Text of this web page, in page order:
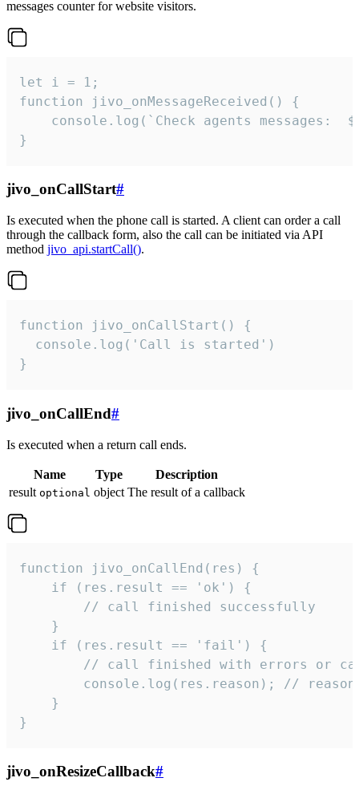
messages counter for website visitors.
let i = 1;
function jivo_onMessageReceived() {
}
jivo_onCallStart#
Is executed when the phone call is started. A client can order a call
through the callback form, also the call can be initiated via API
method jivo_api.startCall().
function jivo_onCallStart() {
  console.log('Call is started')
}
jivo_onCallEnd#
Is executed when a return call ends.
Name Type
Description
result optional object The result of a callback
function jivo_onCallEnd(res) {
    if (res.result == 'ok') {
        // call finished successfully
    }
    if (res.result == 'fail') {
// call finished with errors or
console.log(res.reason); //
    }
}
jivo_onResizeCallback#